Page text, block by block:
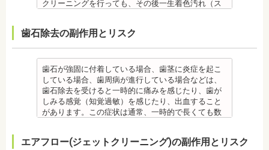
【プロフィール】
歯学博士（口腔外科学）
事
クリーニングを行っても、その後一生着色汚れ（ス
す。また、歯科のクリーニングだけでは、虫歯や歯
周病の予防にはなりません。
毎日のブラッシングなどは継続して行う必要があり
ます。 備考 自宅で、歯磨きをしていても、落とすこ
との出来ない汚れや、歯石の元となる歯垢・バイオ
フィルムを歯科で専門の機器・技術によって除去す
る技術です。
クリーニング後にフッ素塗布を行えば、より虫歯予
【プロフィール】
歯石除去の副作用とリスク
歯石が強固に付着している場合、歯茎に炎症を起こ
している場合、歯周病が進行している場合などは、
歯石除去を受けると一時的に痛みを感じたり、歯が
しみる感覚（知覚過敏）を感じたり、出血すること
があります。この症状は通常、一時的で長くても数
鳴り響きます。機器は歯石が多い人、広範囲に歯石
エアフロー(ジェットクリーニング)の副作用とリスク